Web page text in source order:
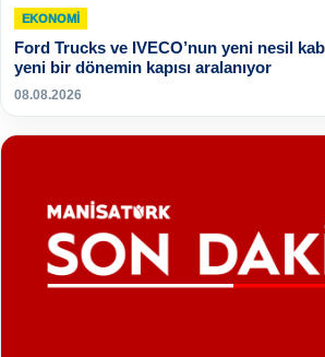
EKONOMI
Ford Trucks ve IVECO’nun yeni nesil
yeni bir dönemin kapısı aralanıyor
08.08.2026